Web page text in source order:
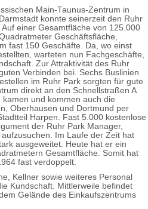
Main-Taunus-Zentrum in
konnte seinerzeit den Ruhr
einer Gesamtfläche von 125.000
Geschäftsfläche,
fast 150 Geschäfte. Da, wo einst
warteten nun Fachgeschäfte,
Zur Attraktivität des Ruhr
Verbinden bei. Sechs Buslinien
im Ruhr Park sorgten für gute
direkt an den Schnellstraßen A
und kommen auch die
Oberhausen und Dortmund per
Harpen. Fast 5.000 kostenlose
der Ruhr Park Manager,
Im Laufe der Zeit hat
ausgeweitet. Heute hat er ein
Gesamtfläche. Somit hat
fast verdoppelt.
Kellner sowie weiteres Personal
Kundschaft. Mittlerweile befindet
Gelände des Einkaufszentrums